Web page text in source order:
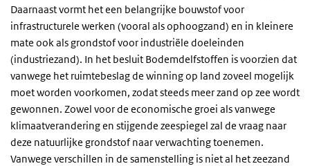
Daarnaast vormt het een belangrijke bouwstof voor
infrastructurele werken (vooral als ophoogzand) en in kleinere
mate ook als grondstof voor industriële doeleinden
(industriezand). In het besluit Bodemdelfstoffen is voorzien dat
vanwege het ruimtebeslag de winning op land zoveel mogelijk
moet worden voorkomen, zodat steeds meer zand op zee wordt
gewonnen. Zowel voor de economische groei als vanwege
klimaatverandering en stijgende zeespiegel zal de vraag naar
deze natuurlijke grondstof naar verwachting toenemen.
Vanwege verschillen in de samenstelling is niet al het zeezand